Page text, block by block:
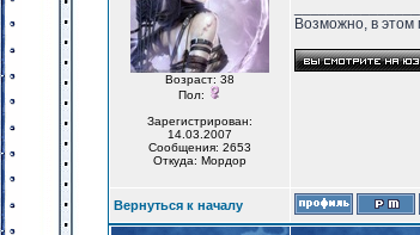
Возраст: 38
Пол:
Зарегистрирован:
14.03.2007
Сообщения: 2653
Откуда: Мордор
Возможно, в этом
Вернуться к началу